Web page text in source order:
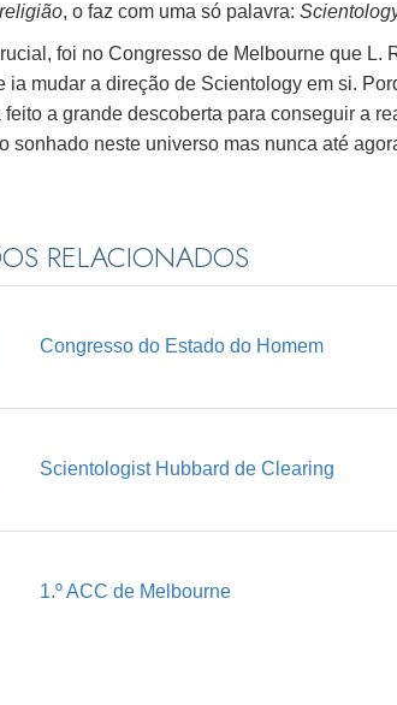
religião, o faz com uma só palavra:
foi no Congresso de Melbourne que L.
ia mudar a direção de Scientology em si.
a grande descoberta para conseguir a
sonhado neste universo mas nunca até
RELACIONADOS
Congresso do Estado do Homem
Scientologist Hubbard de Clearing
1.º ACC de Melbourne